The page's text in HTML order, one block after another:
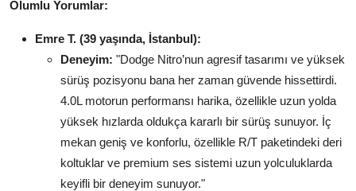
Olumlu Yorumlar:
Emre T. (39 yaşında, İstanbul):
Deneyim: "Dodge Nitro’nun agresif tasarımı ve yüksek
sürüş pozisyonu bana her zaman güvende hissettirdi.
4.0L motorun performansı harika, özellikle uzun yolda
yüksek hızlarda oldukça kararlı bir sürüş sunuyor. İç
mekan geniş ve konforlu, özellikle R/T paketindeki deri
koltuklar ve premium ses sistemi uzun yolculuklarda
keyifli bir deneyim sunuyor."